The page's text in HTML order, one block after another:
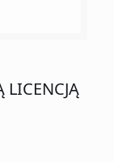
LICENCJĄ